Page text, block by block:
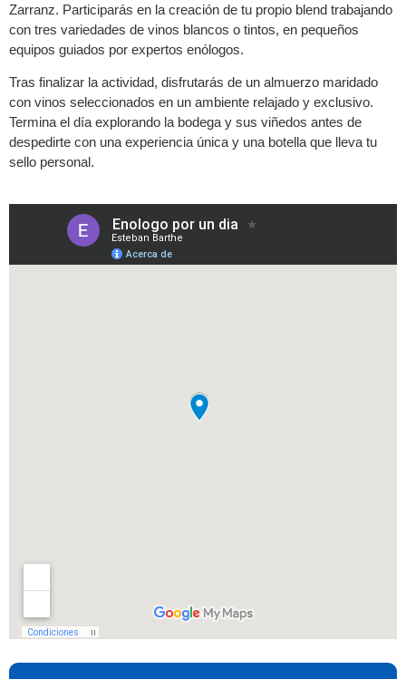
Zarranz. Participarás en la creación de tu propio blend trabajando
con tres variedades de vinos blancos o tintos, en pequeños
equipos guiados por expertos enólogos.
Tras finalizar la actividad, disfrutarás de un almuerzo maridado
con vinos seleccionados en un ambiente relajado y exclusivo.
Termina el día explorando la bodega y sus viñedos antes de
despedirte con una experiencia única y una botella que lleva tu
sello personal.